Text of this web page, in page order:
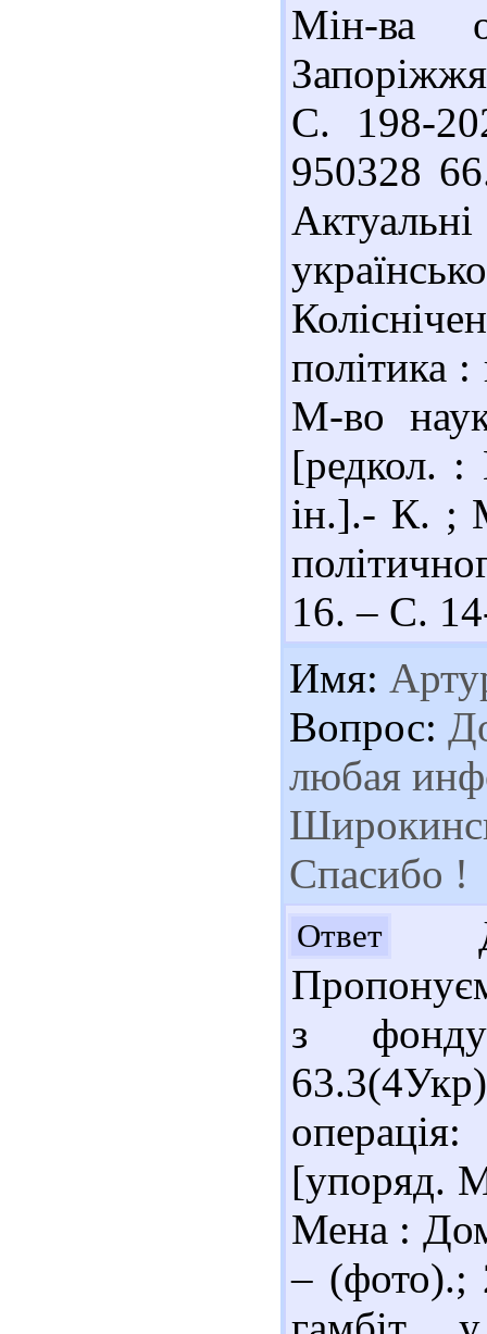
Мін-ва
С. 198-
950328
політика :
М-во
[редкол. :
ін.].- К. ;
16. – С.
Имя:
Вопрос:
любая
Спасибо !
Ответ
з
[упоряд.
Мена :
– (фото).;